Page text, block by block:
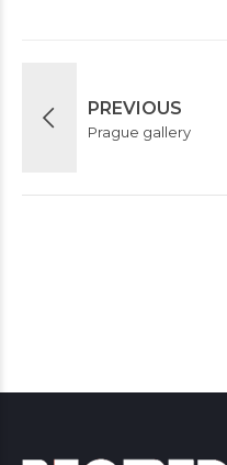
PREVIOUS
Prague gallery